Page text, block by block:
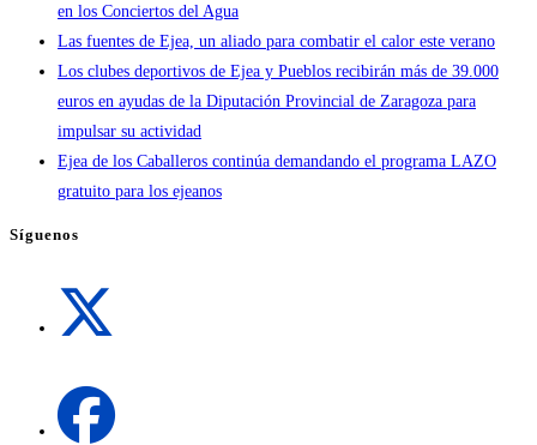
en los Conciertos del Agua
Las fuentes de Ejea, un aliado para combatir el calor este verano
Los clubes deportivos de Ejea y Pueblos recibirán más de 39.000
euros en ayudas de la Diputación Provincial de Zaragoza para
impulsar su actividad
Ejea de los Caballeros continúa demandando el programa LAZO
gratuito para los ejeanos
Síguenos
pestaña
abre